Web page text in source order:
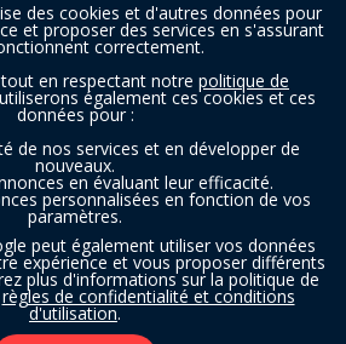
des cookies et d'autres données pour
et proposer des services en s'assurant
correctement.
en respectant notre politique de
également ces cookies et ces
données pour :
de nos services et en développer de
nouveaux.
en évaluant leur efficacité.
personnalisées en fonction de vos
paramètres.
peut également utiliser vos données
expérience et vous proposer différents
plus d'informations sur la politique de
règles de confidentialité et conditions
d'utilisation.
‐ Tous droits réservés | JDC
de Mettet 12 - 5640 Mettet (Belgique)